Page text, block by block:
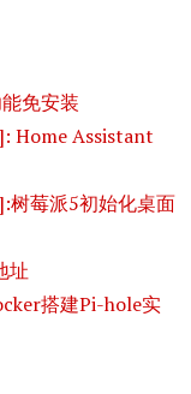
免安装
Home Assistant
树莓派5初始化桌面
址
搭建Pi-hole实